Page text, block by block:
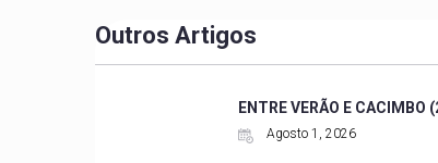
Outros Artigos
ENTRE VERÃO E CACIMBO
Agosto 1, 2026